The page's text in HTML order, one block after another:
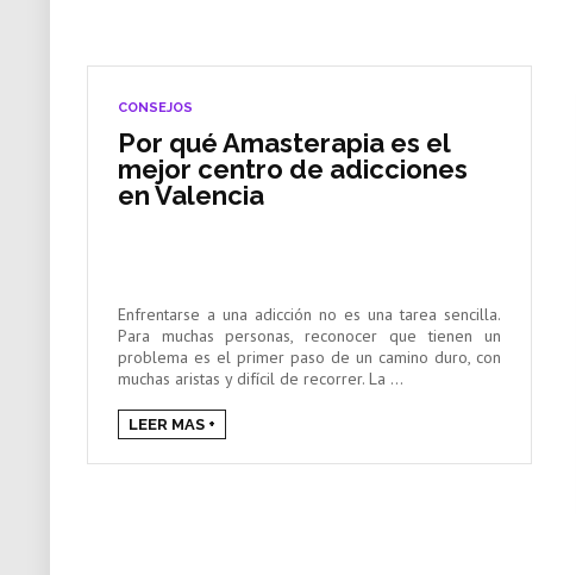
CONSEJOS
Por qué Amasterapia es el
mejor centro de adicciones
en Valencia
Enfrentarse a una adicción no es una tarea sencilla.
Para muchas personas, reconocer que tienen un
problema es el primer paso de un camino duro, con
muchas aristas y difícil de recorrer. La ...
LEER MAS +